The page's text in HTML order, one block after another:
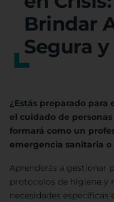
Brindar
Segura
¿Estás preparado
el cuidado de
formará como un
emergencia sanitaria o
Aprenderás a gestionar
protocolos de higiene y
necesidades específicas